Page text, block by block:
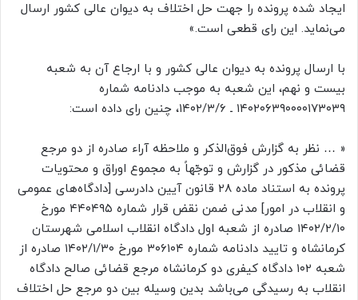
ایجاد شده پرونده را جهت حل اختلاف به دیوان عالی کشور ارسال
می‌نماید. این رای قطعی است.»
با ارسال پرونده به دیوان عالی کشور و با ارجاع آن به شعبه
بیست و نهم، این شعبه به موجب دادنامه شماره
۱۴۰۲۰۶۳۹۰۰۰۰۱۷۳۰۳۹ ـ ۱۴۰۲/۳/۶، چنین رای داده است:
« … نظر به گزارش فوق‌الذکر و ملاحظه آراء صادره از دو مرجع
قضائی مذکور در گزارش و توجّهاً به مجموع اوراق و محتویات
پرونده به استناد ماده ۲۸ قانون آیین دادرسی [دادگاه‌های عمومی
و انقلاب در امور] مدنی ضمن نقض قرار شماره ۴۴۰۴۹۵ مورخ
۱۴۰۲/۲/۱۰ صادره از شعبه اول دادگاه انقلاب اسلامی شهرستان
کرمانشاه و تایید دادنامه شماره ۳۰۶۱۰۴ مورخ ۱۴۰۲/۱/۳۰ صادره از
شعبه ۱۰۲ دادگاه کیفری دو کرمانشاه مرجع قضائی صالح دادگاه
انقلاب به رسیدگی می‌باشد بدین وسیله بین دو مرجع حل اختلاف